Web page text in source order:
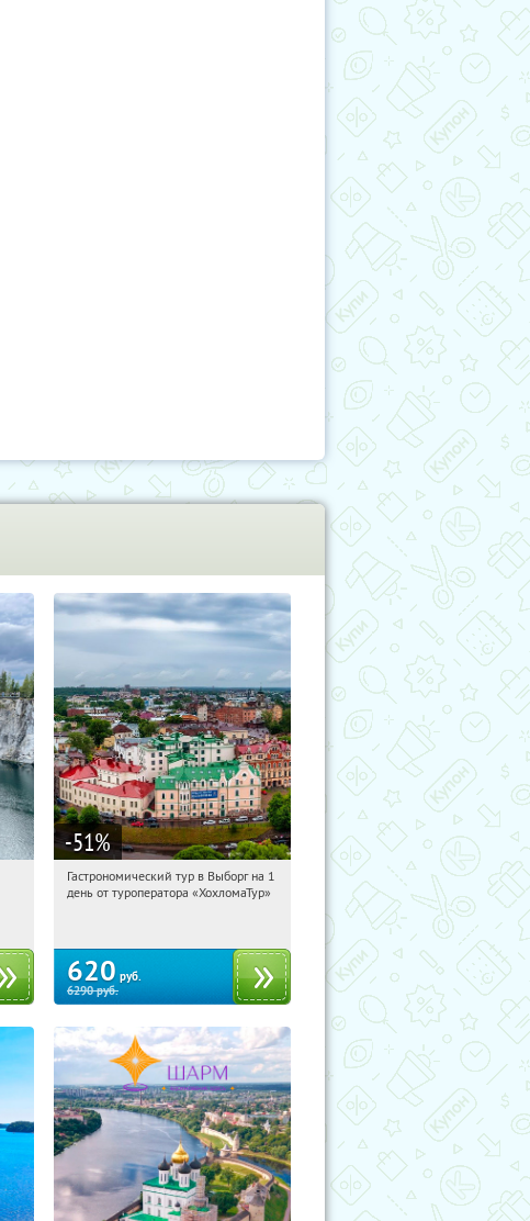
-51%
16:36:48
Купи первым!
Гастрономический тур в Выборг на 1
день от туроператора «ХохломаТур»
620 руб.
6290руб.